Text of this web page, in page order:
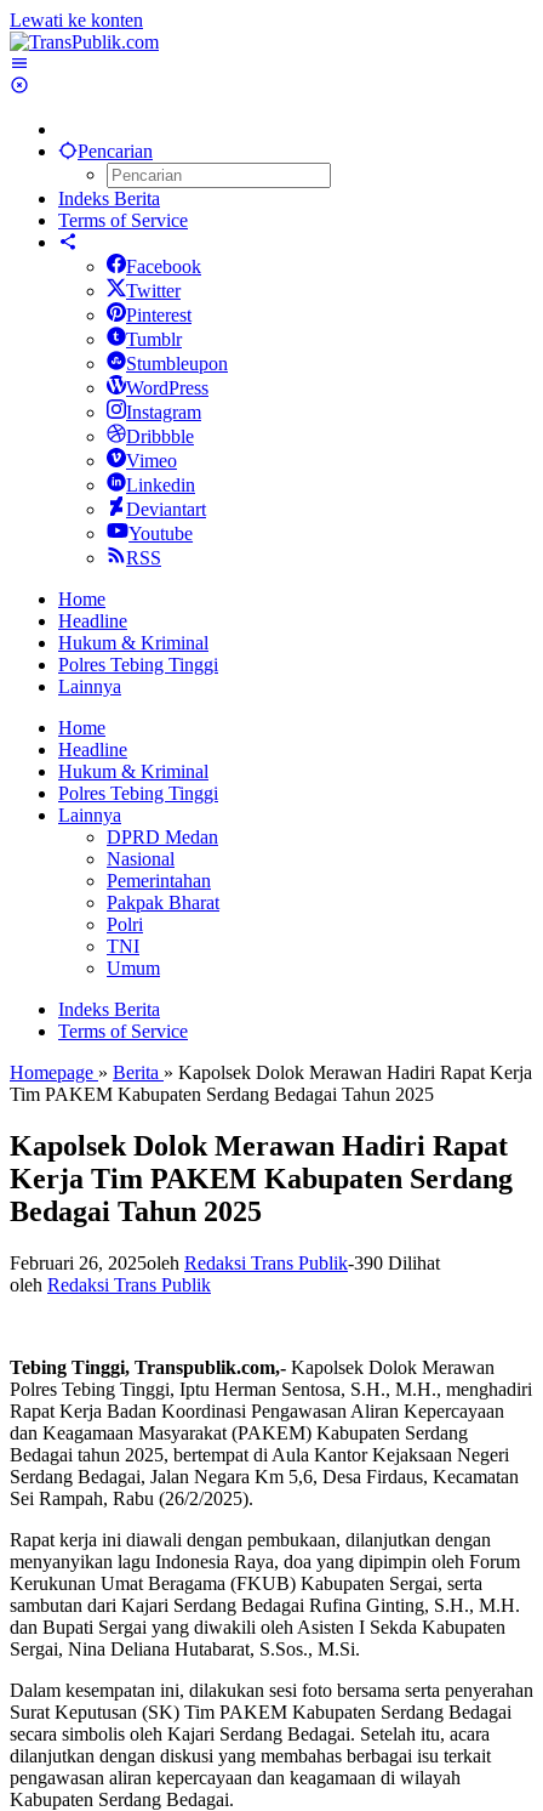
Lewati ke konten
Pencarian
Indeks Berita
Terms of Service
Facebook
Twitter
Pinterest
Tumblr
Stumbleupon
WordPress
Instagram
Dribbble
Vimeo
Linkedin
Deviantart
Youtube
RSS
Home
Headline
Hukum & Kriminal
Polres Tebing Tinggi
Lainnya
Home
Headline
Hukum & Kriminal
Polres Tebing Tinggi
Lainnya
DPRD Medan
Nasional
Pemerintahan
Pakpak Bharat
Polri
TNI
Umum
Indeks Berita
Terms of Service
Homepage » Berita » Kapolsek Dolok Merawan Hadiri Rapat Kerja
Tim PAKEM Kabupaten Serdang Bedagai Tahun 2025
Kapolsek Dolok Merawan Hadiri Rapat
Kerja Tim PAKEM Kabupaten Serdang
Bedagai Tahun 2025
Februari 26, 2025oleh Redaksi Trans Publik-390 Dilihat
oleh Redaksi Trans Publik
Tebing Tinggi, Transpublik.com,- Kapolsek Dolok Merawan
Polres Tebing Tinggi, Iptu Herman Sentosa, S.H., M.H., menghadiri
Rapat Kerja Badan Koordinasi Pengawasan Aliran Kepercayaan
dan Keagamaan Masyarakat (PAKEM) Kabupaten Serdang
Bedagai tahun 2025, bertempat di Aula Kantor Kejaksaan Negeri
Serdang Bedagai, Jalan Negara Km 5,6, Desa Firdaus, Kecamatan
Sei Rampah, Rabu (26/2/2025).
Rapat kerja ini diawali dengan pembukaan, dilanjutkan dengan
menyanyikan lagu Indonesia Raya, doa yang dipimpin oleh Forum
Kerukunan Umat Beragama (FKUB) Kabupaten Sergai, serta
sambutan dari Kajari Serdang Bedagai Rufina Ginting, S.H., M.H.
dan Bupati Sergai yang diwakili oleh Asisten I Sekda Kabupaten
Sergai, Nina Deliana Hutabarat, S.Sos., M.Si.
Dalam kesempatan ini, dilakukan sesi foto bersama serta penyerahan
Surat Keputusan (SK) Tim PAKEM Kabupaten Serdang Bedagai
secara simbolis oleh Kajari Serdang Bedagai. Setelah itu, acara
dilanjutkan dengan diskusi yang membahas berbagai isu terkait
pengawasan aliran kepercayaan dan keagamaan di wilayah
Kabupaten Serdang Bedagai.